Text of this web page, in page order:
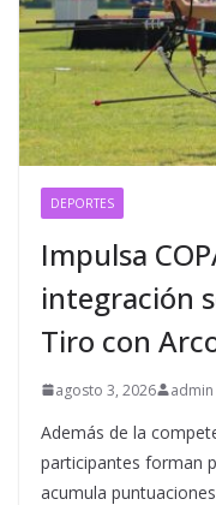
DEPORTES
Impulsa
integración
Tiro con
agosto 3, 2026 admin
Además de la
participantes forman
acumula